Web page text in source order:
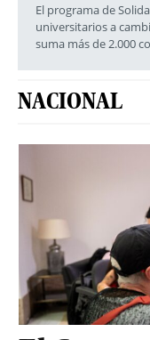
El programa de
universitarios a
suma más de 2.000
NACIONAL